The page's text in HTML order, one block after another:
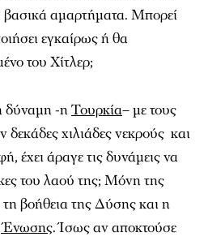
βασικά αμαρτήματα. Μπορεί
εγκαίρως ή θα
του Χίτλερ;
δύναμη -ηΤουρκία– με τους
δεκάδες χιλιάδες νεκρούς και
έχει άραγε τις δυνάμεις να
του λαού της; Μόνη της
τη βοήθεια της Δύσης και η
Ένωσης. Ίσως αν αποκτούσε